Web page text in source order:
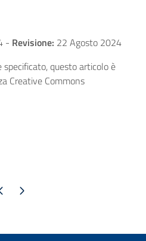
- Revisione: 22 Agosto 2024
questo articolo è
Creative Commons
successiva